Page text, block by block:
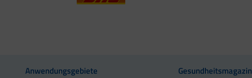
Anwendungsgebiete Gesundheitsmagazin